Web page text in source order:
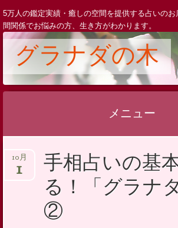
5万人の鑑定実績・癒しの空間を提供する占いのお
間関係でお悩みの方、生き方がわかります。
グラナダの木
メニュー
ン
手相占いの基
る！「グラナ
②
10月
1